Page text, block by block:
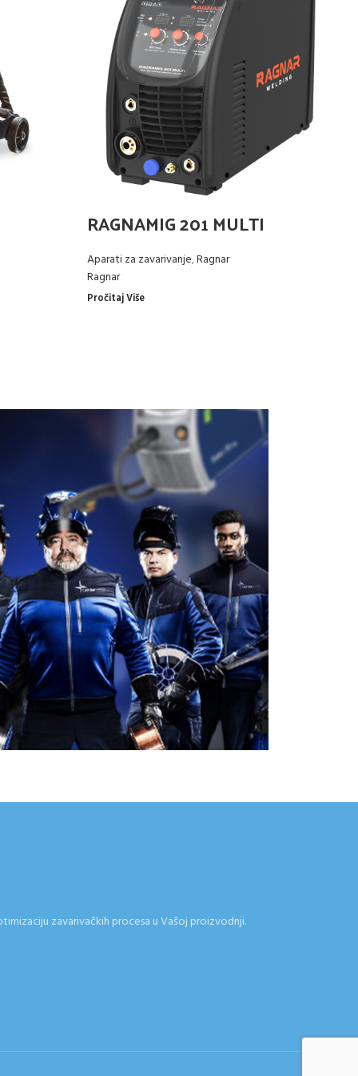
RAGNAMIG 201 MULTI
Aparati za zavarivanje,Ragnar
Ragnar
Pročitaj Više
zavarivačkih procesa u Vašoj proizvodnji.